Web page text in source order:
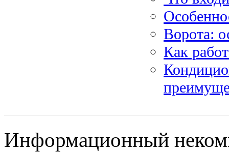
Ворота:
Как
Информационный